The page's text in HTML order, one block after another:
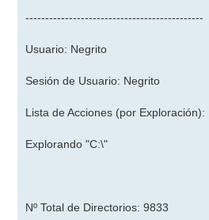
---------------------------------------------
Usuario: Negrito
Sesión de Usuario: Negrito
Lista de Acciones (por Exploración):
Explorando "C:\"
Nº Total de Directorios: 9833